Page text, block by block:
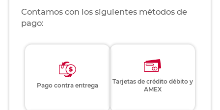
Contamos con los siguientes métodos de
pago:
Pago contra entrega
Tarjetas de crédito débito y
AMEX